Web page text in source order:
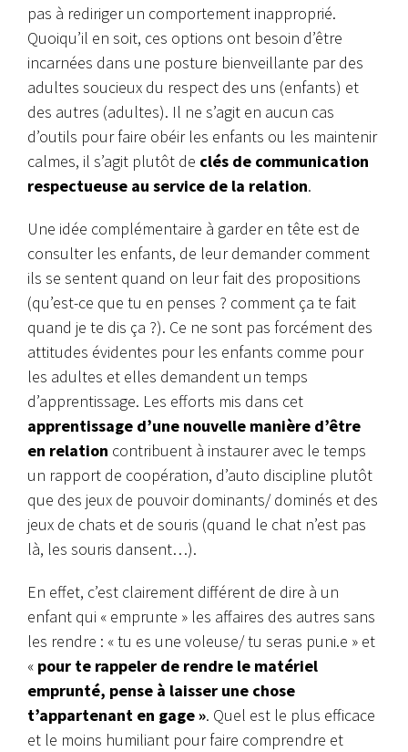
pas à rediriger un comportement inapproprié.
Quoiqu’il en soit, ces options ont besoin d’être
incarnées dans une posture bienveillante par des
adultes soucieux du respect des uns (enfants) et
des autres (adultes). Il ne s’agit en aucun cas
d’outils pour faire obéir les enfants ou les maintenir
calmes, il s’agit plutôt de clés de communication
respectueuse au service de la relation.
Une idée complémentaire à garder en tête est de
consulter les enfants, de leur demander comment
ils se sentent quand on leur fait des propositions
(qu’est-ce que tu en penses ? comment ça te fait
quand je te dis ça ?). Ce ne sont pas forcément des
attitudes évidentes pour les enfants comme pour
les adultes et elles demandent un temps
d’apprentissage. Les efforts mis dans cet
apprentissage d’une nouvelle manière d’être
en relation contribuent à instaurer avec le temps
un rapport de coopération, d’auto discipline plutôt
que des jeux de pouvoir dominants/ dominés et des
jeux de chats et de souris (quand le chat n’est pas
là, les souris dansent…).
En effet, c’est clairement différent de dire à un
enfant qui « emprunte » les affaires des autres sans
les rendre : « tu es une voleuse/ tu seras puni.e » et
« pour te rappeler de rendre le matériel
emprunté, pense à laisser une chose
t’appartenant en gage ». Quel est le plus efficace
et le moins humiliant pour faire comprendre et